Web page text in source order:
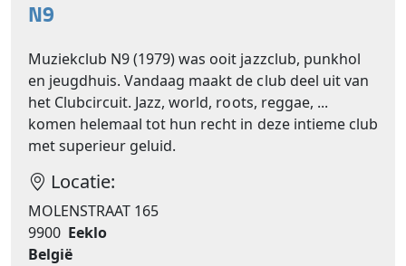
N9
Muziekclub N9 (1979) was ooit jazzclub, punkhol
en jeugdhuis. Vandaag maakt de club deel uit van
het Clubcircuit. Jazz, world, roots, reggae, ...
komen helemaal tot hun recht in deze intieme club
met superieur geluid.
Locatie:
MOLENSTRAAT 165
9900 Eeklo
België